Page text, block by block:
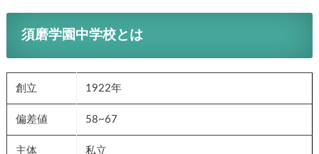
須磨学園中学校とは
創立 1922年
偏差値 58~67
主体 私立